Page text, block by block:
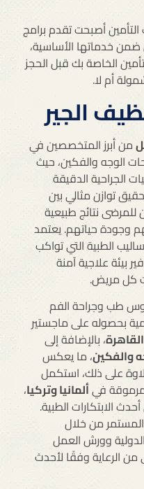
أصبحت تقدم برامج
خدماتها الأساسية،
الخاصة بك قبل الحجز
أم لا.
الجير
من أبرز المتخصصين في
الوجه والفكين، حيث
الجراحية الدقيقة
توازن مثالي بين
نتائج طبيعية
وجودة حياتهم. يعتمد
الطبية التي تواكب
بيئة علاجية آمنة
كل مريض.
طب وجراحة الفم
بحصوله على ماجستير
، بالإضافة إلى
والفكين، ما يعكس
على ذلك، استكمل
مرموقة فيألمانيا وتركيا،
الابتكارات الطبية.
من خلال
وورش العمل
الرعاية وفقًا لأحدث